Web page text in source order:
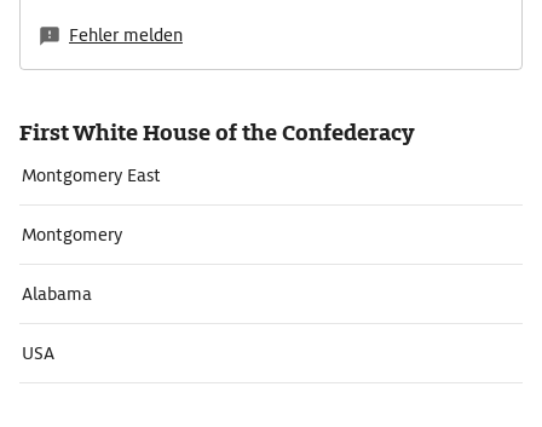
Fehler melden
First White House of the Confederacy
Montgomery East
Montgomery
Alabama
USA